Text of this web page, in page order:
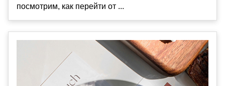
посмотрим, как перейти от ...